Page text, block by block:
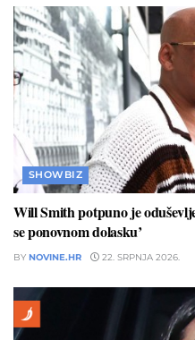
SHOWBIZ
Will Smith potpuno je
se ponovnom dolasku’
BY NOVINE.HR 22. SRPNJA 2026.